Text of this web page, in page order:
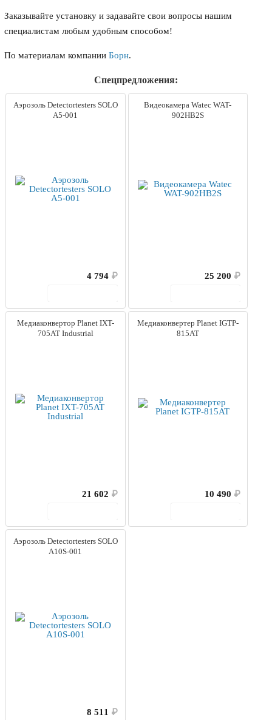
Заказывайте установку и задавайте свои вопросы нашим
специалистам любым удобным способом!
По материалам компанииБорн.
Спецпредложения:
Аэрозоль Detectortesters SOLO
A5-001
4 794 ₽
Видеокамера Watec WAT-
902HB2S
25 200 ₽
Медиаконвертор Planet IXT-
705AT Industrial
21 602 ₽
Медиаконвертер Planet IGTP-
815AT
10 490 ₽
Аэрозоль Detectortesters SOLO
A10S-001
8 511 ₽